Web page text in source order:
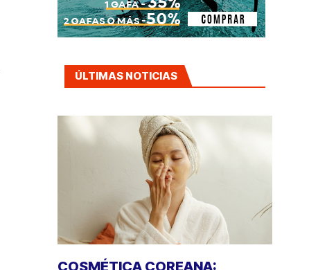
ÚLTIMAS NOTICIAS
COSMÉTICA COREANA: